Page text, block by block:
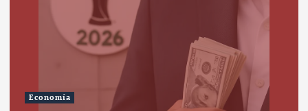
Economía